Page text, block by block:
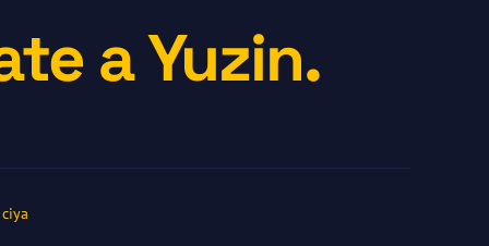
a Yuzin.